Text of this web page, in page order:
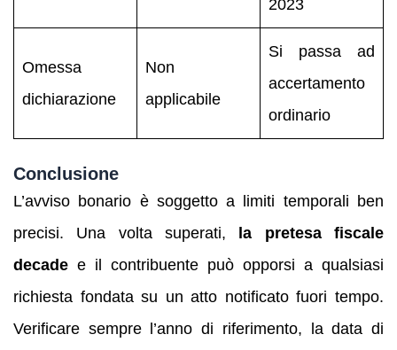
2023
Omessa
dichiarazione
Non
applicabile
Si passa ad
accertamento
ordinario
Conclusione
L’avviso bonario è soggetto a limiti temporali ben
precisi. Una volta superati, la pretesa fiscale
decade e il contribuente può opporsi a qualsiasi
richiesta fondata su un atto notificato fuori tempo.
Verificare sempre l’anno di riferimento, la data di